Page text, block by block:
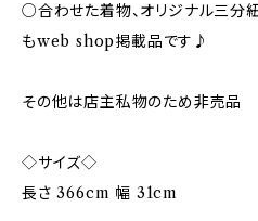
○合わせた着物、オリジナル三分
もweb shop掲載品です♪
その他は店主私物のため非売品
◇サイズ◇
長さ 366cm 幅 31cm